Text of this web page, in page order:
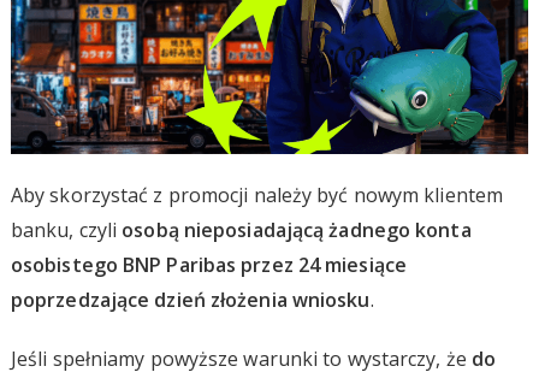
Aby skorzystać z promocji należy być nowym klientem
banku, czyli osobą nieposiadającą żadnego konta
osobistego BNP Paribas przez 24 miesiące
poprzedzające dzień złożenia wniosku.
Jeśli spełniamy powyższe warunki to wystarczy, że do